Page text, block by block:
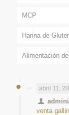
MCP
Harina de
Alimentación
abril 11,
venta